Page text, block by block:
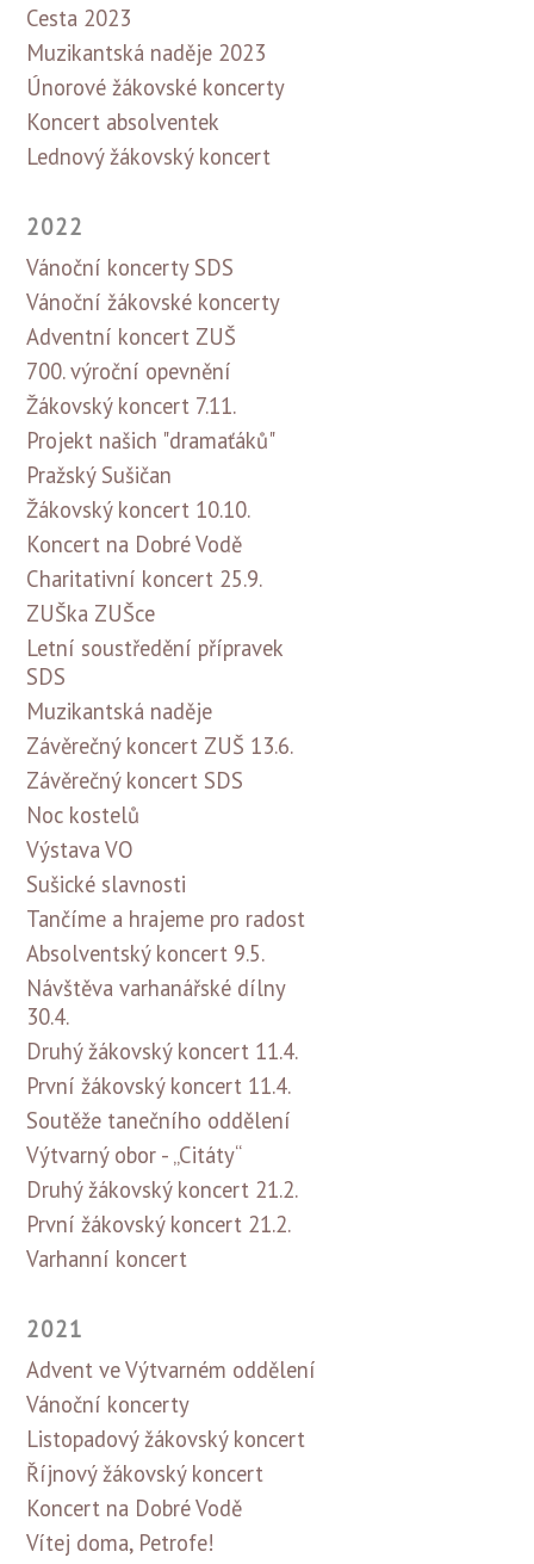
Cesta 2023
Muzikantská naděje 2023
Únorové žákovské koncerty
Koncert absolventek
Lednový žákovský koncert
2022
Vánoční koncerty SDS
Vánoční žákovské koncerty
Adventní koncert ZUŠ
700. výroční opevnění
Žákovský koncert 7.11.
Projekt našich "dramaťáků"
Pražský Sušičan
Žákovský koncert 10.10.
Koncert na Dobré Vodě
Charitativní koncert 25.9.
ZUŠka ZUŠce
Letní soustředění přípravek
SDS
Muzikantská naděje
Závěrečný koncert ZUŠ 13.6.
Závěrečný koncert SDS
Noc kostelů
Výstava VO
Sušické slavnosti
Tančíme a hrajeme pro radost
Absolventský koncert 9.5.
Návštěva varhanářské dílny
30.4.
Druhý žákovský koncert 11.4.
První žákovský koncert 11.4.
Soutěže tanečního oddělení
Výtvarný obor - „Citáty“
Druhý žákovský koncert 21.2.
První žákovský koncert 21.2.
Varhanní koncert
2021
Advent ve Výtvarném oddělení
Vánoční koncerty
Listopadový žákovský koncert
Říjnový žákovský koncert
Koncert na Dobré Vodě
Vítej doma, Petrofe!